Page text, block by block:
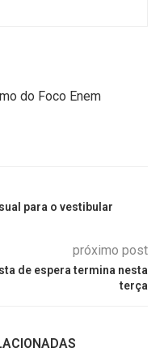
do Foco Enem
para o vestibular
próximo post
de espera termina nesta
terça